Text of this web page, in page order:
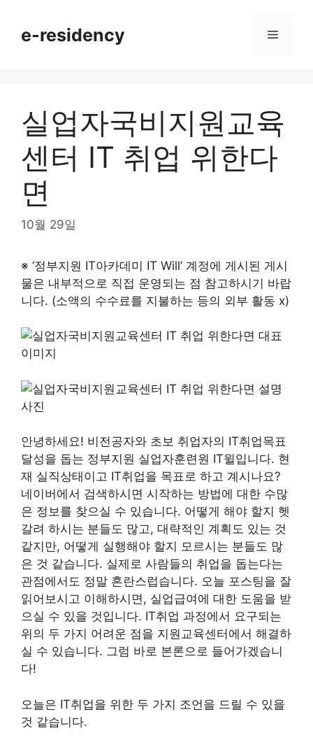
contente-residency Menu
실업자국비지원교육
센터 IT 취업 위한다
면
10월 29일
※ ‘정부지원 IT아카데미 IT Will’ 계정에 게시된 게시
물은 내부적으로 직접 운영되는 점 참고하시기 바랍
니다. (소액의 수수료를 지불하는 등의 외부 활동 x)
안녕하세요! 비전공자와 초보 취업자의 IT취업목표
달성을 돕는 정부지원 실업자훈련원 IT윌입니다. 현
재 실직상태이고 IT취업을 목표로 하고 계시나요?
네이버에서 검색하시면 시작하는 방법에 대한 수많
은 정보를 찾으실 수 있습니다. 어떻게 해야 할지 헷
갈려 하시는 분들도 많고, 대략적인 계획도 있는 것
같지만, 어떻게 실행해야 할지 모르시는 분들도 많
은 것 같습니다. 실제로 사람들의 취업을 돕는다는
관점에서도 정말 혼란스럽습니다. 오늘 포스팅을 잘
읽어보시고 이해하시면, 실업급여에 대한 도움을 받
으실 수 있을 것입니다. IT취업 과정에서 요구되는
위의 두 가지 어려운 점을 지원교육센터에서 해결하
실 수 있습니다. 그럼 바로 본론으로 들어가겠습니
다!
오늘은 IT취업을 위한 두 가지 조언을 드릴 수 있을
것 같습니다.